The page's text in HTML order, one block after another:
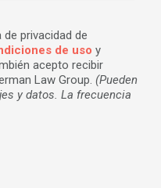
privacidad de
de uso y
Law Group. (Pueden
y datos. La frecuencia